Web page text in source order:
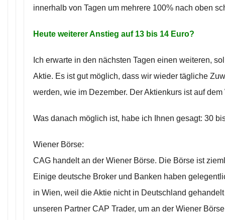
innerhalb von Tagen um mehrere 100% nach oben
Heute weiterer Anstieg auf 13 bis 14 Euro?
Ich erwarte in den nächsten Tagen einen weiteren,
Aktie. Es ist gut möglich, dass wir wieder tägliche
werden, wie im Dezember. Der Aktienkurs ist auf
Was danach möglich ist, habe ich Ihnen gesagt: 30
Wiener Börse:
CAG handelt an der Wiener Börse. Die Börse ist
Einige deutsche Broker und Banken haben
in Wien, weil die Aktie nicht in Deutschland
unseren Partner CAP Trader, um an der Wiener